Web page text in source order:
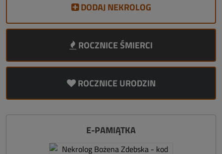
DODAJ NEKROLOG
ROCZNICE ŚMIERCI
ROCZNICE URODZIN
E-PAMIĄTKA